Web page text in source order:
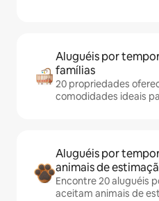
Aluguéis por
famílias
20 propriedades
comodidades ideais
Aluguéis por
animais de
Encontre 20 aluguéis
aceitam animais de